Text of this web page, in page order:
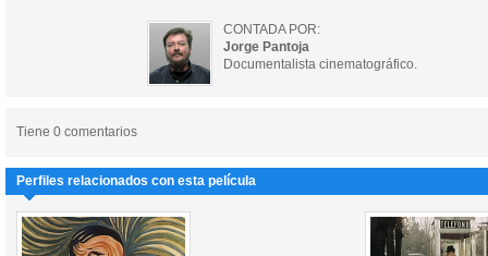
CONTADA POR:
Jorge Pantoja
Documentalista cinematográfico.
Tiene 0 comentarios
Perfiles relacionados con esta película